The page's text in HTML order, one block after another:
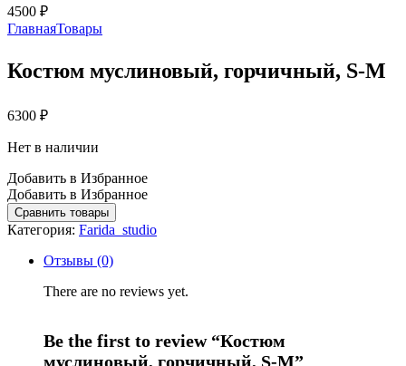
4500 ₽
ГлавнаяТовары
Костюм муслиновый, горчичный, S-M
6300 ₽
Нет в наличии
Добавить в Избранное
Добавить в Избранное
Сравнить товары
Категория: Farida_studio
Отзывы (0)
There are no reviews yet.
Be the first to review “Костюм
муслиновый, горчичный, S-M”